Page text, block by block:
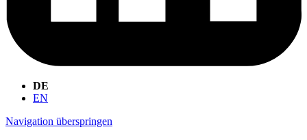
DE
EN
Navigation überspringen